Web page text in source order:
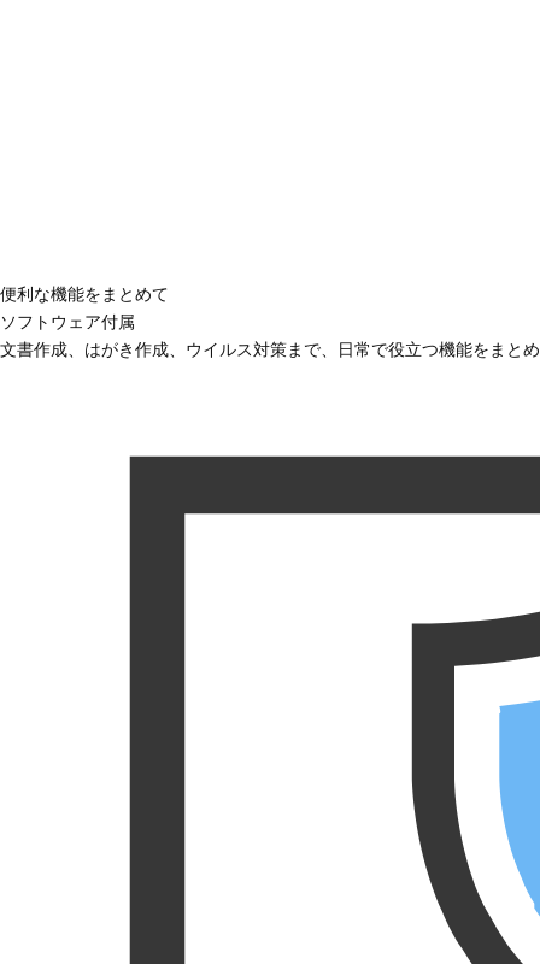
便利な機能をまとめて
ソフトウェア付属
文書作成、はがき作成、ウイルス対策まで、日常で役立つ機能をまと